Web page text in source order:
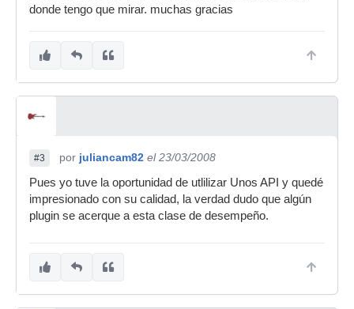
donde tengo que mirar. muchas gracias
#3 por juliancam82 el 23/03/2008
Pues yo tuve la oportunidad de utlilizar Unos API y quedé
impresionado con su calidad, la verdad dudo que algún
plugin se acerque a esta clase de desempeño.